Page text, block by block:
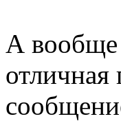
А вообще
отличная